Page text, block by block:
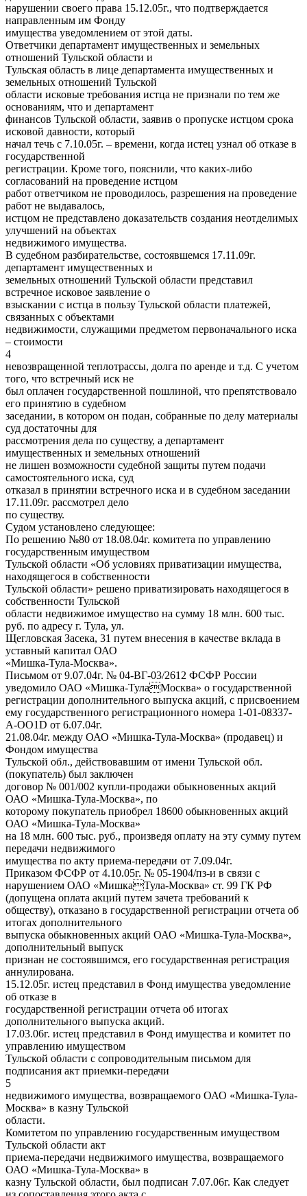
нарушении своего права 15.12.05г., что подтверждается
направленным им Фонду
имущества уведомлением от этой даты.
Ответчики департамент имущественных и земельных
отношений Тульской области и
Тульская область в лице департамента имущественных и
земельных отношений Тульской
области исковые требования истца не признали по тем же
основаниям, что и департамент
финансов Тульской области, заявив о пропуске истцом срока
исковой давности, который
начал течь с 7.10.05г. – времени, когда истец узнал об отказе в
государственной
регистрации. Кроме того, пояснили, что каких-либо
согласований на проведение истцом
работ ответчиком не проводилось, разрешения на проведение
работ не выдавалось,
истцом не представлено доказательств создания неотделимых
улучшений на объектах
недвижимого имущества.
В судебном разбирательстве, состоявшемся 17.11.09г.
департамент имущественных и
земельных отношений Тульской области представил
встречное исковое заявление о
взыскании с истца в пользу Тульской области платежей,
связанных с объектами
недвижимости, служащими предметом первоначального иска
– стоимости
4
невозвращенной теплотрассы, долга по аренде и т.д. С учетом
того, что встречный иск не
был оплачен государственной пошлиной, что препятствовало
его принятию в судебном
заседании, в котором он подан, собранные по делу материалы
суд достаточны для
рассмотрения дела по существу, а департамент
имущественных и земельных отношений
не лишен возможности судебной защиты путем подачи
самостоятельного иска, суд
отказал в принятии встречного иска и в судебном заседании
17.11.09г. рассмотрел дело
по существу.
Судом установлено следующее:
По решению №80 от 18.08.04г. комитета по управлению
государственным имуществом
Тульской области «Об условиях приватизации имущества,
находящегося в собственности
Тульской области» решено приватизировать находящегося в
собственности Тульской
области недвижимое имущество на сумму 18 млн. 600 тыс.
руб. по адресу г. Тула, ул.
Щегловская Засека, 31 путем внесения в качестве вклада в
уставный капитал ОАО
«Мишка-Тула-Москва».
Письмом от 9.07.04г. № 04-ВГ-03/2612 ФСФР России
уведомило ОАО «Мишка-ТулаМосква» о государственной
регистрации дополнительного выпуска акций, с присвоением
ему государственного регистрационного номера 1-01-08337-
А-ОО1D от 6.07.04г.
21.08.04г. между ОАО «Мишка-Тула-Москва» (продавец) и
Фондом имущества
Тульской обл., действовавшим от имени Тульской обл.
(покупатель) был заключен
договор № 001/002 купли-продажи обыкновенных акций
ОАО «Мишка-Тула-Москва», по
которому покупатель приобрел 18600 обыкновенных акций
ОАО «Мишка-Тула-Москва»
на 18 млн. 600 тыс. руб., произведя оплату на эту сумму путем
передачи недвижимого
имущества по акту приема-передачи от 7.09.04г.
Приказом ФСФР от 4.10.05г. № 05-1904/пз-и в связи с
нарушением ОАО «МишкаТула-Москва» ст. 99 ГК РФ
(допущена оплата акций путем зачета требований к
обществу), отказано в государственной регистрации отчета об
итогах дополнительного
выпуска обыкновенных акций ОАО «Мишка-Тула-Москва»,
дополнительный выпуск
признан не состоявшимся, его государственная регистрация
аннулирована.
15.12.05г. истец представил в Фонд имущества уведомление
об отказе в
государственной регистрации отчета об итогах
дополнительного выпуска акций.
17.03.06г. истец представил в Фонд имущества и комитет по
управлению имуществом
Тульской области с сопроводительным письмом для
подписания акт приемки-передачи
5
недвижимого имущества, возвращаемого ОАО «Мишка-Тула-
Москва» в казну Тульской
области.
Комитетом по управлению государственным имуществом
Тульской области акт
приема-передачи недвижимого имущества, возвращаемого
ОАО «Мишка-Тула-Москва» в
казну Тульской области, был подписан 7.07.06г. Как следует